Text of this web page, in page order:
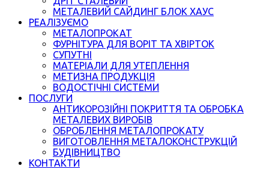
МЕТАЛЕВИЙ САЙДИНГ БЛОК ХАУС
РЕАЛІЗУЄМО
МЕТАЛОПРОКАТ
ФУРНІТУРА ДЛЯ ВОРІТ ТА ХВІРТОК
СУПУТНІ
МАТЕРІАЛИ ДЛЯ УТЕПЛЕННЯ
МЕТИЗНА ПРОДУКЦІЯ
ВОДОСТІЧНІ СИСТЕМИ
ПОСЛУГИ
АНТИКОРОЗІЙНІ ПОКРИТТЯ ТА ОБРОБКА
МЕТАЛЕВИХ ВИРОБІВ
ОБРОБЛЕННЯ МЕТАЛОПРОКАТУ
ВИГОТОВЛЕННЯ МЕТАЛОКОНСТРУКЦІЙ
БУДІВНИЦТВО
КОНТАКТИ